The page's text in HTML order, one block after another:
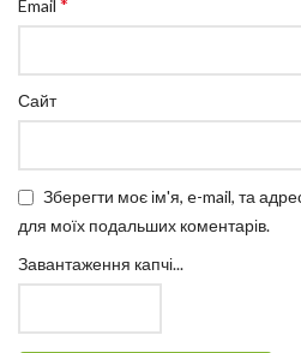
Email
Сайт
Зберегти моє ім'я, e-mail, та
для моїх подальших коментарів.
Завантаження капчі...